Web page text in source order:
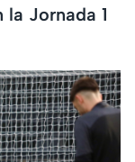
Jornada 1